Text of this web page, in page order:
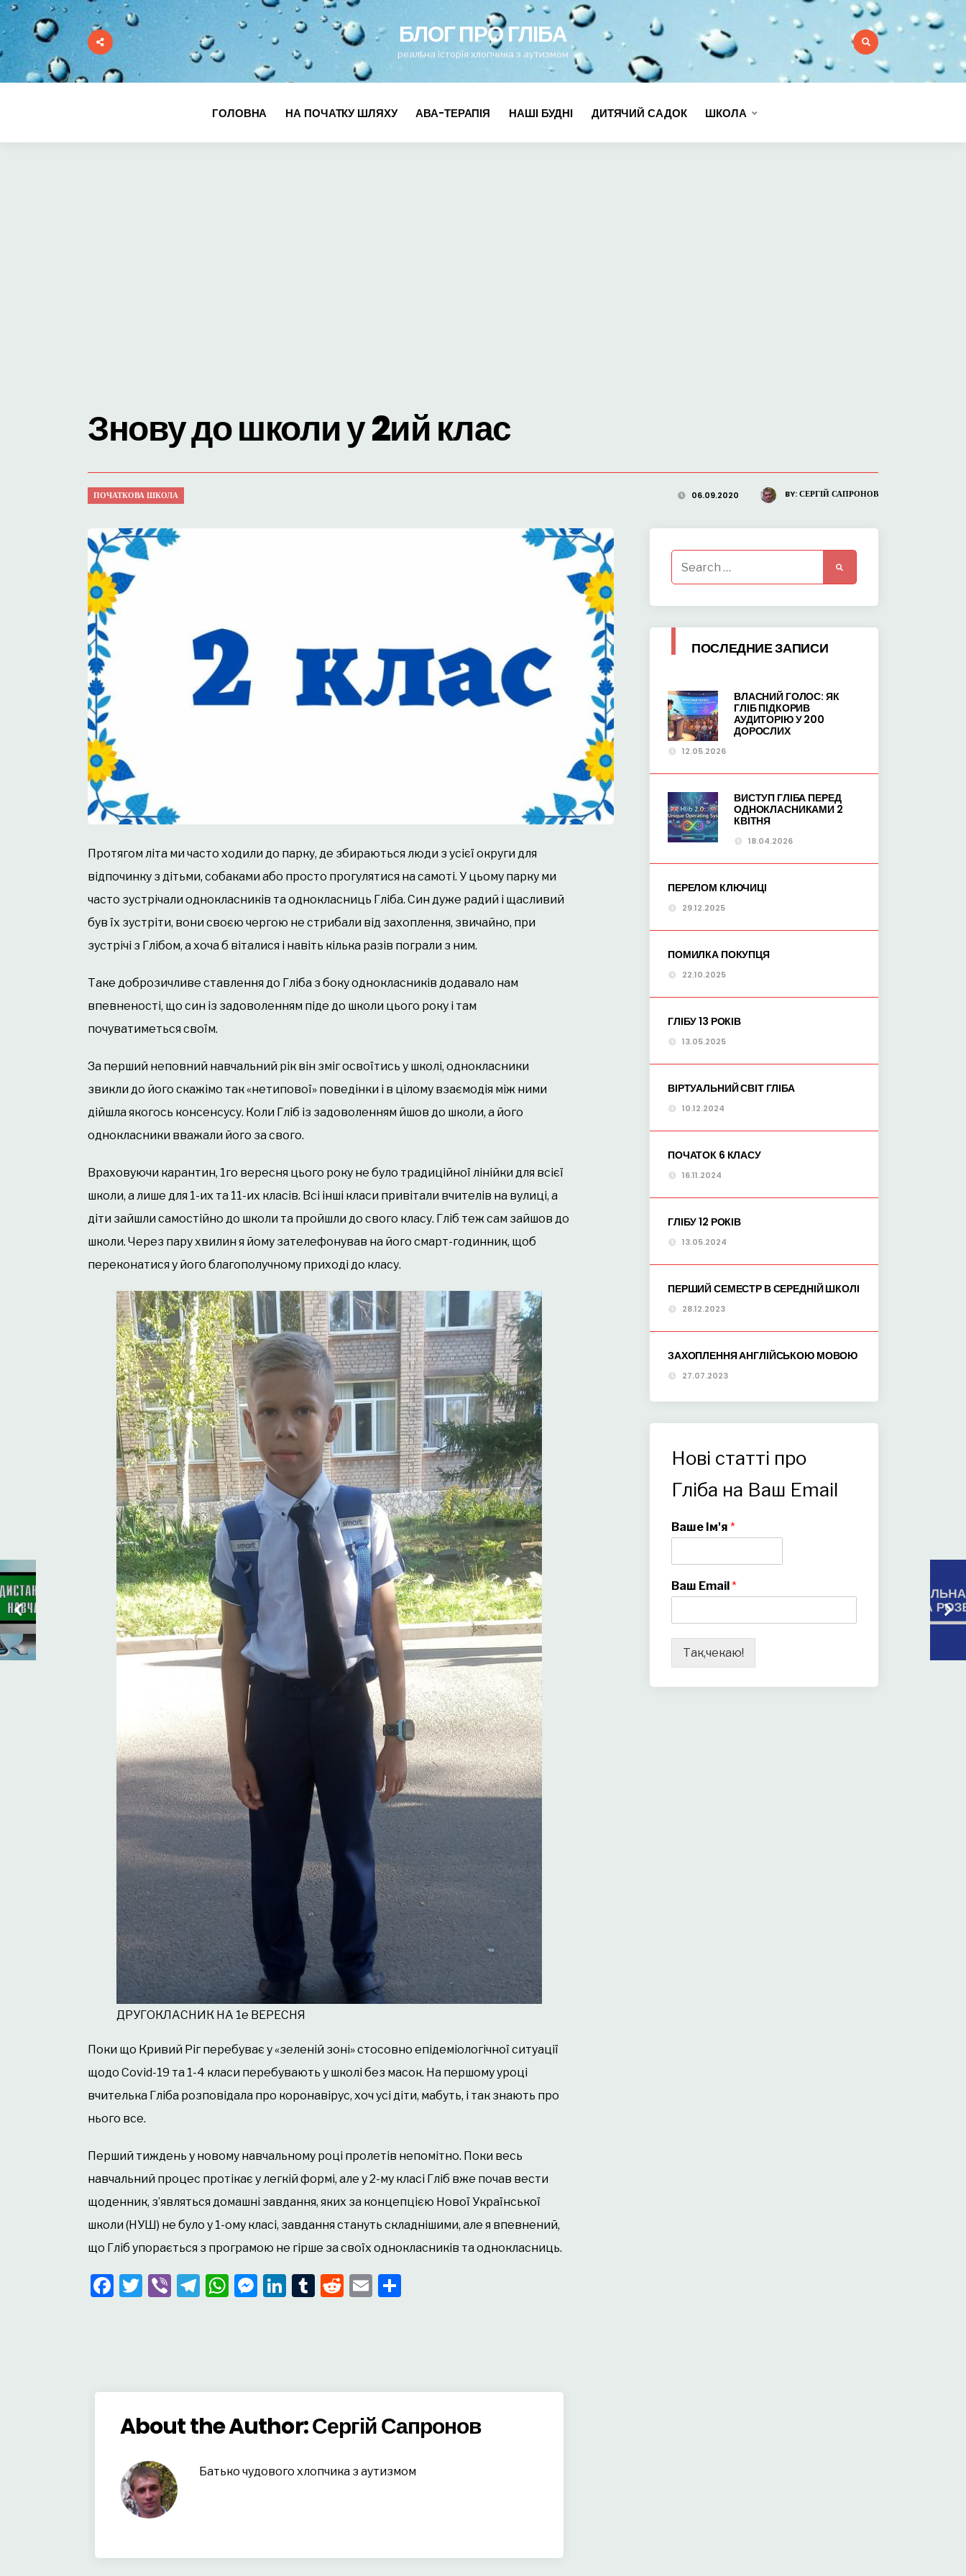
БЛОГ ПРО ГЛІБА
реальна історія хлопчика з аутизмом
ГОЛОВНА НА ПОЧАТКУ ШЛЯХУ АВА-ТЕРАПІЯ НАШІ БУДНІ ДИТЯЧИЙ САДОК ШКОЛА
Знову до школи у 2ий клас
BY:СЕРГІЙ САПРОНОВ
06.09.2020
ПОЧАТКОВА ШКОЛА
Протягом літа ми часто ходили до парку, де збираються люди з усієї округи для
відпочинку з дітьми, собаками або просто прогулятися на самоті. У цьому парку ми
часто зустрічали однокласників та однокласниць Гліба. Син дуже радий і щасливий
був їх зустріти, вони своєю чергою не стрибали від захоплення, звичайно, при
зустрічі з Глібом, а хоча б віталися і навіть кілька разів пограли з ним.
Таке доброзичливе ставлення до Гліба з боку однокласників додавало нам
впевненості, що син із задоволенням піде до школи цього року і там
почуватиметься своїм.
За перший неповний навчальний рік він зміг освоїтись у школі, однокласники
звикли до його скажімо так «нетипової» поведінки і в цілому взаємодія між ними
дійшла якогось консенсусу. Коли Гліб із задоволенням йшов до школи, а його
однокласники вважали його за свого.
Враховуючи карантин, 1го вересня цього року не було традиційної лінійки для всієї
школи, а лише для 1-их та 11-их класів. Всі інші класи привітали вчителів на вулиці, а
діти зайшли самостійно до школи та пройшли до свого класу. Гліб теж сам зайшов до
школи. Через пару хвилин я йому зателефонував на його смарт-годинник, щоб
переконатися у його благополучному приході до класу.
ДРУГОКЛАСНИК НА 1е ВЕРЕСНЯ
Поки що Кривий Ріг перебуває у «зеленій зоні» стосовно епідеміологічної ситуації
щодо Covid-19 та 1-4 класи перебувають у школі без масок. На першому уроці
вчителька Гліба розповідала про коронавірус, хоч усі діти, мабуть, і так знають про
нього все.
Перший тиждень у новому навчальному році пролетів непомітно. Поки весь
навчальний процес протікає у легкій формі, але у 2-му класі Гліб вже почав вести
щоденник, з’являться домашні завдання, яких за концепцією Нової Української
школи (НУШ) ​​не було у 1-ому класі, завдання стануть складнішими, але я впевнений,
що Гліб упорається з програмою не гірше за своїх однокласників та однокласниць.
Facebook
Twitter
ViberTelegram
WhatsApp
Messenger
LinkedIn
Tumblr
Reddit
Email
About the Author:Сергій Сапронов
Батько чудового хлопчика з аутизмом
for:
ПОСЛЕДНИЕ ЗАПИСИ
ВЛАСНИЙ ГОЛОС: ЯК
ГЛІБ ПІДКОРИВ
АУДИТОРІЮ У 200
ДОРОСЛИХ
12.05.2026
ВИСТУП ГЛІБА ПЕРЕД
ОДНОКЛАСНИКАМИ 2
КВІТНЯ
18.04.2026
ПЕРЕЛОМ КЛЮЧИЦІ
29.12.2025
ПОМИЛКА ПОКУПЦЯ
22.10.2025
ГЛІБУ 13 РОКІВ
13.05.2025
ВІРТУАЛЬНИЙ СВІТ ГЛІБА
10.12.2024
ПОЧАТОК 6 КЛАСУ
16.11.2024
ГЛІБУ 12 РОКІВ
13.05.2024
ПЕРШИЙ СЕМЕСТР В СЕРЕДНІЙ ШКОЛІ
28.12.2023
ЗАХОПЛЕННЯ АНГЛІЙСЬКОЮ МОВОЮ
27.07.2023
Нові статті про
Гліба на Ваш Email
Ваше Ім'я *
Ваш Email*
Так,чекаю!